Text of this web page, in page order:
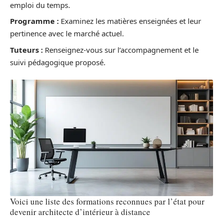
emploi du temps.
Programme : Examinez les matières enseignées et leur
pertinence avec le marché actuel.
Tuteurs : Renseignez-vous sur l’accompagnement et le
suivi pédagogique proposé.
Voici une liste des formations reconnues par l’état pour
devenir architecte d’intérieur à distance